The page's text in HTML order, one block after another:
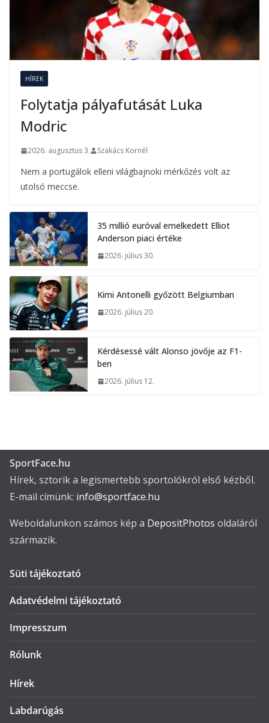
HÍREK
Folytatja pályafutását Luka
Modric
2026. augusztus 3. Szakács Kornél
Nem a portugálok elleni világbajnoki mérkőzés volt az
utolsó meccse.
35 millió euróval emelkedett Elliot
Anderson piaci értéke
2026. július 30.
Kimi Antonelli győzött Belgiumban
2026. július 20.
Kérdésessé vált Alonso jövője az F1-
ben
2026. július 12.
SportFace.hu
Hírek, sztorik a legismertebb sportolókról első kézből.
E-mail címünk: info@sportface.hu
Weboldalunkon számos kép a DepositPhotos oldaláról
származik.
Süti tájékoztató
Adatvédelmi tájékoztató
Impresszum
Rólunk
Hírek
Labdarúgás